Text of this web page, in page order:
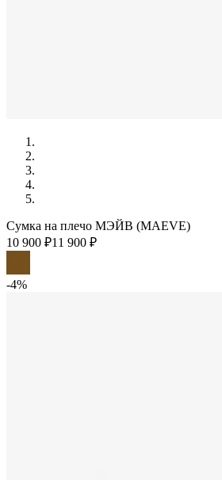
Сумка на плечо МЭЙВ (MAEVE)
10 900 ₽11 900 ₽
-4%